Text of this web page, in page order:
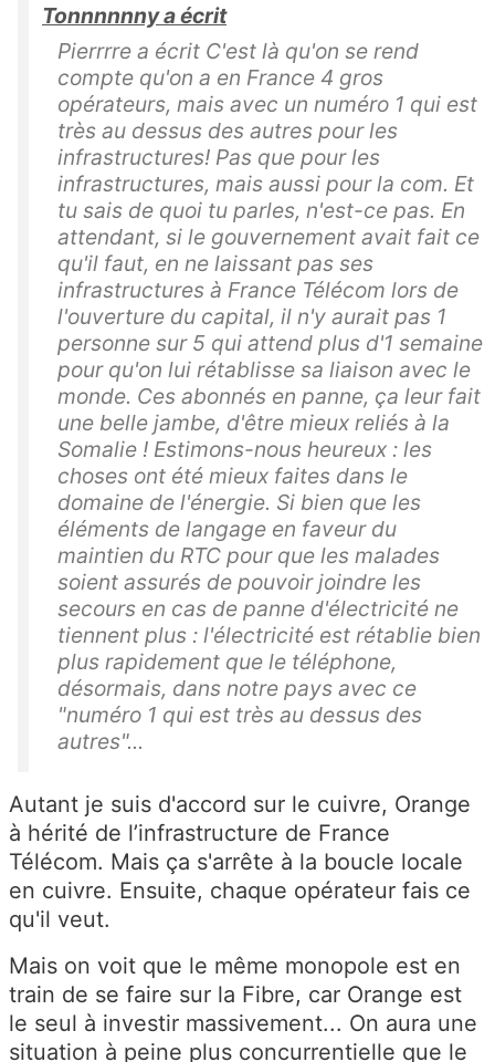
Tonnnnnny a écrit
Pierrrre a écrit C'est là qu'on se rend
compte qu'on a en France 4 gros
opérateurs, mais avec un numéro 1 qui est
très au dessus des autres pour les
infrastructures! Pas que pour les
infrastructures, mais aussi pour la com. Et
tu sais de quoi tu parles, n'est-ce pas. En
attendant, si le gouvernement avait fait ce
qu'il faut, en ne laissant pas ses
infrastructures à France Télécom lors de
l'ouverture du capital, il n'y aurait pas 1
personne sur 5 qui attend plus d'1 semaine
pour qu'on lui rétablisse sa liaison avec le
monde. Ces abonnés en panne, ça leur fait
une belle jambe, d'être mieux reliés à la
Somalie ! Estimons-nous heureux : les
choses ont été mieux faites dans le
domaine de l'énergie. Si bien que les
éléments de langage en faveur du
maintien du RTC pour que les malades
soient assurés de pouvoir joindre les
secours en cas de panne d'électricité ne
tiennent plus : l'électricité est rétablie bien
plus rapidement que le téléphone,
désormais, dans notre pays avec ce
"numéro 1 qui est très au dessus des
autres"...
Autant je suis d'accord sur le cuivre, Orange
à hérité de l’infrastructure de France
Télécom. Mais ça s'arrête à la boucle locale
en cuivre. Ensuite, chaque opérateur fais ce
qu'il veut.
Mais on voit que le même monopole est en
train de se faire sur la Fibre, car Orange est
le seul à investir massivement... On aura une
situation à peine plus concurrentielle que le